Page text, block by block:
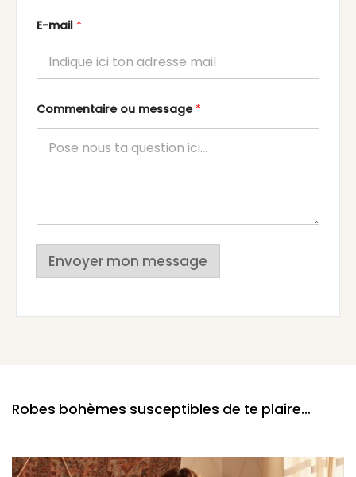
E-mail *
Commentaire ou message *
Envoyer mon message
Robes bohèmes susceptibles de te plaire...